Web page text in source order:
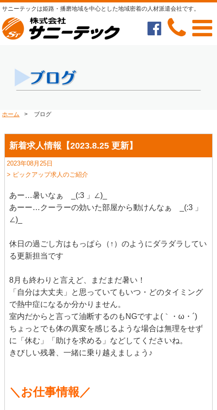
サニーテックは姫路・播磨地域を中心とした地域密着の人材派遣会社です。
ホーム > ブログ
新着求人情報【2023.8.25 更新】
2023年08月25日
> ピックアップ求人のご紹介
あー…暑いなぁ _(:3 」∠)_
あーー…クーラーの効いた部屋から動けんなぁ _(:3 」
∠)_
休日の過ごし方はもっぱら（↑）のようにダラダラしてい
る更新担当です
8月も終わりと言えど、まだまだ暑い！
「自分は大丈夫」と思っていてもいつ・どのタイミング
で熱中症になるか分かりません。
室内だからと言って油断するのもNGですよ(｀・ω・´)
ちょっとでも体の異変を感じるような場合は無理をせず
に「休む」「助けを求める」などしてくださいね。
きびしい残暑、一緒に乗り越えましょう♪
＼お仕事情報／